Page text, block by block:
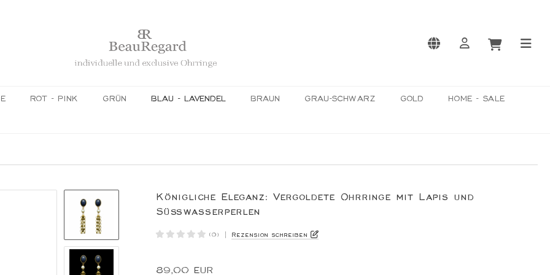
ROT - PINK GRÜN BLAU - LAVENDEL BRAUN GRAU-SCHWARZ GOLD HOME - SALE
Königliche Eleganz: Vergoldete Ohrringe mit Lapis und
Süßwasserperlen
(0) Rezension schreiben
89,00 EUR